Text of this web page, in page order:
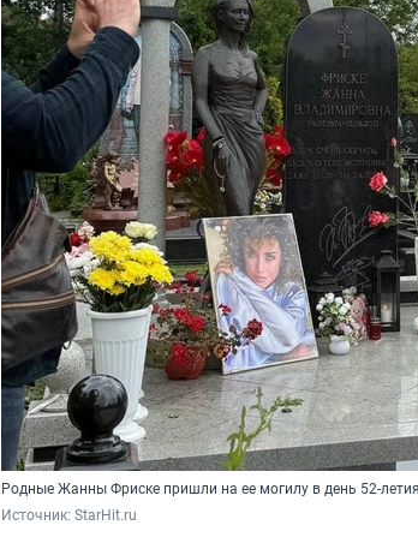
Родные Жанны Фриске пришли на ее могилу в день 52-летия
Источник: StarHit.ru